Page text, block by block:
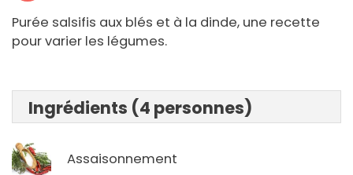
Purée salsifis aux blés et à la dinde, une recette
pour varier les légumes.
Ingrédients (4 personnes)
Assaisonnement